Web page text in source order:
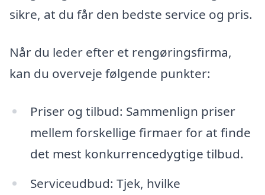
sikre, at du får den bedste service og pris.
Når du leder efter et rengøringsfirma,
kan du overveje følgende punkter:
Priser og tilbud: Sammenlign priser
mellem forskellige firmaer for at finde
det mest konkurrencedygtige tilbud.
Serviceudbud: Tjek, hvilke